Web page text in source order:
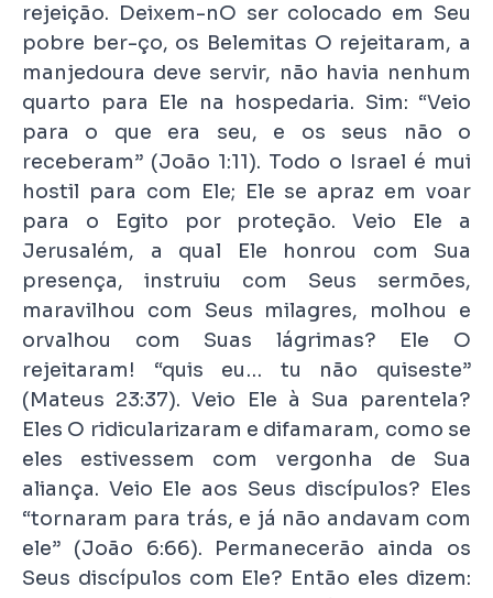
rejeição. Deixem-nO ser colocado em Seu
pobre ber-ço, os Belemitas O rejeitaram, a
manjedoura deve servir, não havia nenhum
quarto para Ele na hospedaria. Sim: “Veio
para o que era seu, e os seus não o
receberam” (João 1:11). Todo o Israel é mui
hostil para com Ele; Ele se apraz em voar
para o Egito por proteção. Veio Ele a
Jerusalém, a qual Ele honrou com Sua
presença, instruiu com Seus sermões,
maravilhou com Seus milagres, molhou e
orvalhou com Suas lágrimas? Ele O
rejeitaram! “quis eu… tu não quiseste”
(Mateus 23:37). Veio Ele à Sua parentela?
Eles O ridicularizaram e difamaram, como se
eles estivessem com vergonha de Sua
aliança. Veio Ele aos Seus discípulos? Eles
“tornaram para trás, e já não andavam com
ele” (João 6:66). Permanecerão ainda os
Seus discípulos com Ele? Então eles dizem: